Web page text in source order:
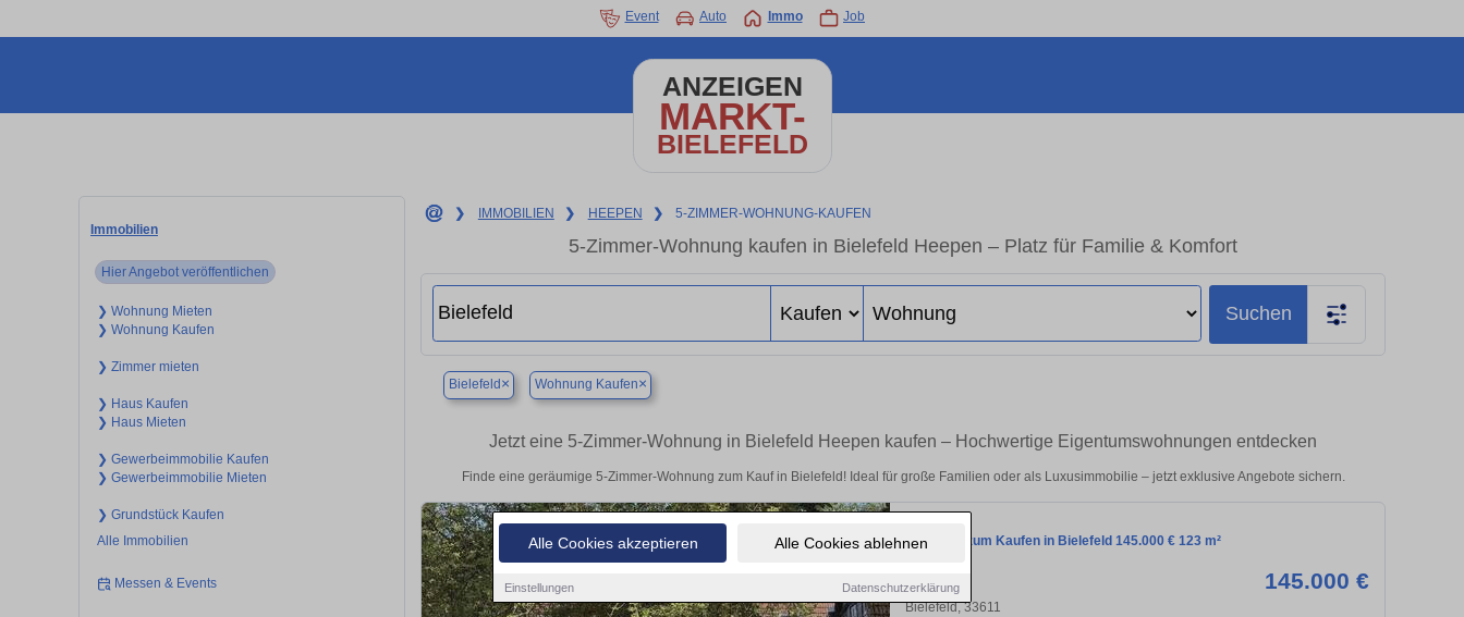
Alle Cookies akzeptieren Alle Cookies ablehnen
Einstellungen Datenschutzerklärung
Event Auto Immo Job
ANZEIGEN
MARKT-
BIELEFELD
Immobilien
Hier Angebot veröffentlichen
❯ Wohnung Mieten
❯ Wohnung Kaufen
❯ Zimmer mieten
❯ Haus Kaufen
❯ Haus Mieten
❯ Gewerbeimmobilie Kaufen
❯ Gewerbeimmobilie Mieten
❯ Grundstück Kaufen
Alle Immobilien
Messen & Events
❯ IMMOBILIEN ❯ HEEPEN ❯ 5-ZIMMER-WOHNUNG-KAUFEN
5-Zimmer-Wohnung kaufen in Bielefeld Heepen – Platz für Familie & Komfort
Suchen
Bielefeld × Wohnung Kaufen×
Jetzt eine 5-Zimmer-Wohnung in Bielefeld Heepen kaufen – Hochwertige Eigentumswohnungen entdecken
Finde eine geräumige 5-Zimmer-Wohnung zum Kauf in Bielefeld! Ideal für große Familien oder als Luxusimmobilie – jetzt exklusive Angebote sichern.
Wohnung zum Kaufen in Bielefeld 145.000 € 123 m²
145.000 €
Bielefeld, 33611